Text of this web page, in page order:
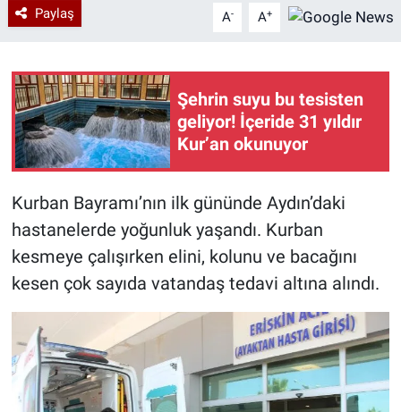
Paylaş A- A+
Şehrin suyu bu tesisten
geliyor! İçeride 31 yıldır
Kur’an okunuyor
Kurban Bayramı’nın ilk gününde Aydın’daki
hastanelerde yoğunluk yaşandı. Kurban
kesmeye çalışırken elini, kolunu ve bacağını
kesen çok sayıda vatandaş tedavi altına alındı.